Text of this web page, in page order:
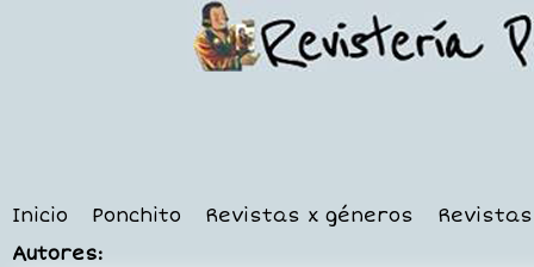
Inicio Ponchito Revistas x géneros
Autores: